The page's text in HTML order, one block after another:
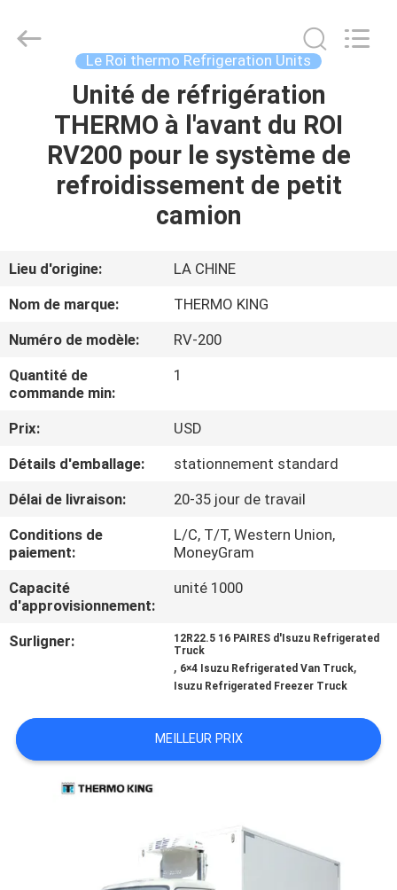
MAISON
À
PROPOS
DE
VISITE
L'USINE
CONTRÔLE
DE
LA
QUALITÉ
NOUVELLES
MOTORS
INDUSTRY
Le Roi thermo Refrigeration Units
Unité de réfrigération
THERMO à l'avant du ROI
RV200 pour le système de
refroidissement de petit
camion
Lieu d'origine:
LA CHINE
Nom de marque:
THERMO KING
Numéro de modèle:
RV-200
Quantité de
commande min:
1
Prix:
USD
Détails d'emballage:
stationnement standard
Délai de livraison:
20-35 jour de travail
Conditions de
paiement:
L/C, T/T, Western Union,
MoneyGram
Capacité
d'approvisionnement:
unité 1000
Surligner:
12R22.5 16 PAIRES d'Isuzu Refrigerated
Truck
, 6×4 Isuzu Refrigerated Van Truck,
Isuzu Refrigerated Freezer Truck
MEILLEUR PRIX